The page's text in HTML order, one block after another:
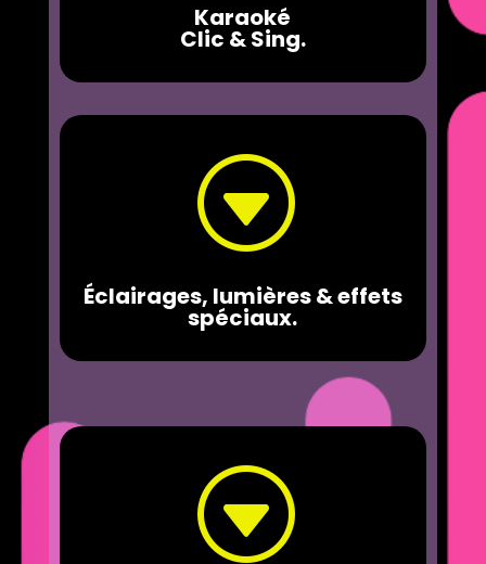
Karaoké
Clic & Sing.
G
Éclairages, lumières & effets
spéciaux.
G